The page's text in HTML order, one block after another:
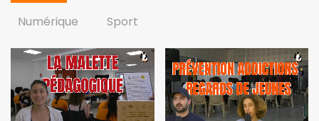
Numérique
Sport